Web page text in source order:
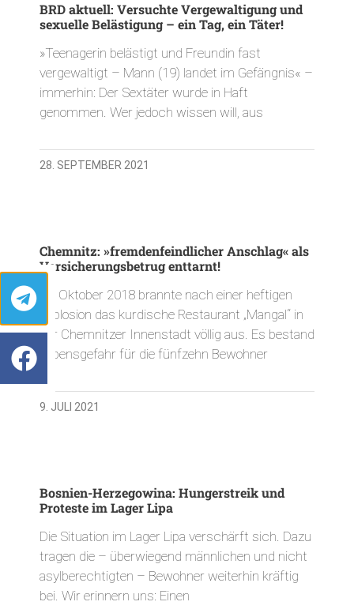
BRD aktuell: Versuchte Vergewaltigung und
sexuelle Belästigung – ein Tag, ein Täter!
»Teenagerin belästigt und Freundin fast
vergewaltigt – Mann (19) landet im Gefängnis« –
immerhin: Der Sextäter wurde in Haft
genommen. Wer jedoch wissen will, aus
28. SEPTEMBER 2021
Chemnitz: »fremdenfeindlicher Anschlag« als
Versicherungsbetrug enttarnt!
Im Oktober 2018 brannte nach einer heftigen
Explosion das kurdische Restaurant „Mangal“ in
der Chemnitzer Innenstadt völlig aus. Es bestand
Lebensgefahr für die fünfzehn Bewohner
9. JULI 2021
Bosnien-Herzegowina: Hungerstreik und
Proteste im Lager Lipa
Die Situation im Lager Lipa verschärft sich. Dazu
tragen die – überwiegend männlichen und nicht
asylberechtigten – Bewohner weiterhin kräftig
bei. Wir erinnern uns: Einen